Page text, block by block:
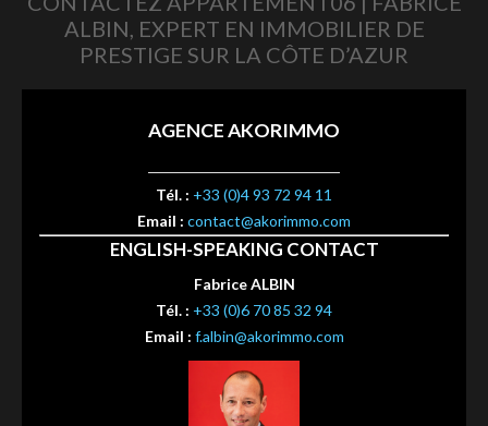
ALBIN, EXPERT EN IMMOBILIER DE
PRESTIGE SUR LA CÔTE D’AZUR
AGENCE AKORIMMO
Tél. : +33 (0)4 93 72 94 11
Email : contact@akorimmo.com
ENGLISH-SPEAKING CONTACT
Fabrice ALBIN
Tél. : +33 (0)6 70 85 32 94
Email : f.albin@akorimmo.com